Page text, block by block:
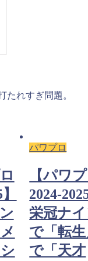
たれすぎ問題。
パワプロ
【パワ
2024-
栄冠ナ
で「転
で「天才